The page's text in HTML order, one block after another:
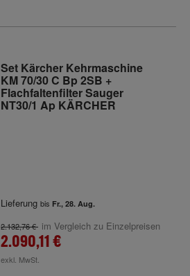
Set Kärcher Kehrmaschine
KM 70/30 C Bp 2SB +
Flachfaltenfilter Sauger
NT30/1 Ap KÄRCHER
Lieferung bis Fr., 28. Aug.
2.132,76 € im Vergleich zu Einzelpreisen
2.090,11 €
exkl. MwSt.